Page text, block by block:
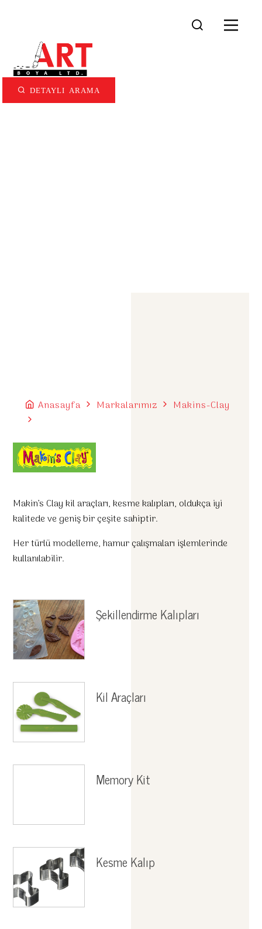
DETAYLI ARAMA
Anasayfa Markalarımız Makins-Clay
Makin’s Clay kil araçları, kesme kalıpları, oldukça iyi
kalitede ve geniş bir çeşite sahiptir.
Her türlü modelleme, hamur çalışmaları işlemlerinde
kullanılabilir.
Şekillendirme Kalıpları
Kil Araçları
Memory Kit
Kesme Kalıp